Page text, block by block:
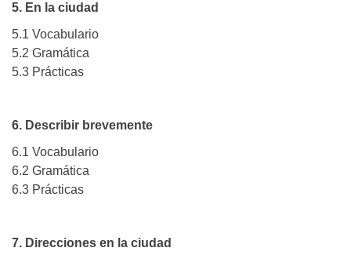
5. En la ciudad
5.1 Vocabulario
5.2 Gramática
5.3 Prácticas
6. Describir brevemente
6.1 Vocabulario
6.2 Gramática
6.3 Prácticas
7. Direcciones en la ciudad